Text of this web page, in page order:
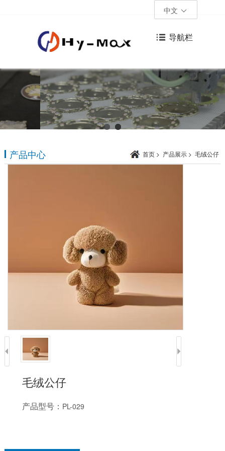
中文
导航栏
产品中心 首页 > 产品展示 > 毛绒公仔
毛绒公仔
产品型号： PL-029